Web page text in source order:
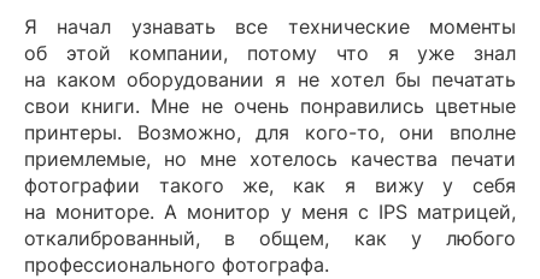
Я начал узнавать все технические моменты
об этой компании, потому что я уже знал
на каком оборудовании я не хотел бы печатать
свои книги. Мне не очень понравились цветные
принтеры. Возможно, для кого-то, они вполне
приемлемые, но мне хотелось качества печати
фотографии такого же, как я вижу у себя
на мониторе. А монитор у меня с IPS матрицей,
откалиброванный, в общем, как у любого
профессионального фотографа.